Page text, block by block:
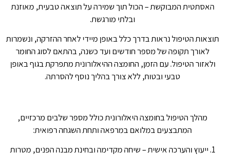
האסתטית המבוקשת – הכול תוך שמירה על תוצאה טבעית, מאוזנת
ובלתי מורגשת.
תוצאות הטיפול נראות בדרך כלל באופן מיידי לאחר ההזרקה, ונשמרות
לאורך תקופה של מספר חודשים ועד כשנה, בהתאם לסוג החומר
ולאזור הטיפול. עם הזמן, החומצה ההיאלורונית מתפרקת בגוף באופן
טבעי ובטוח, ללא צורך בהליך נוסף להסרתה.
מהלך הטיפול בחומצה היאלורונית כולל מספר שלבים מרכזיים,
המתבצעים במלואם במרפאה ותחת השגחה רפואית:
1. ייעוץ והערכה אישית – שיחה מקדימה ובחינת מבנה הפנים, מטרות